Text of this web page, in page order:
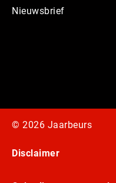
Nieuwsbrief
© 2026 Jaarbeurs
Disclaimer